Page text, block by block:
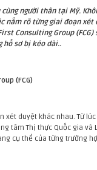
người thân tại Mỹ.
nắm rõ từng giai đoạn xét
Consulting Group
hồ sơ bị kéo dài..
(FCG)
duyệt khác nhau. Từ
tâm Thị thực Quốc gia và
cụ thể của từng trường